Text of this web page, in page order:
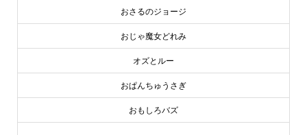
おさるのジョージ
おじゃ魔女どれみ
オズとルー
おぱんちゅうさぎ
おもしろバズ